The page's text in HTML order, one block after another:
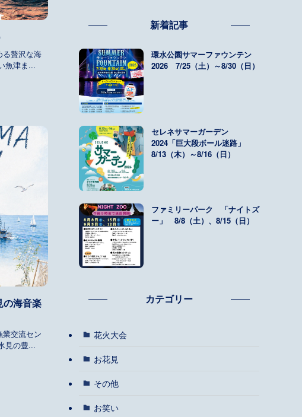
る贅沢な海
魚津ま...
の海音楽
交流セン
見の豊...
新着記事
環水公園サマーファウンテン
2026 7/25（土）～8/30（日）
セレネサマーガーデン
2024「巨大段ボール迷路」
8/13（木）～8/16（日）
ファミリーパーク 「ナイトズ
ー」 8/8（土）、8/15（日）
カテゴリー
花火大会
お花見
その他
お笑い